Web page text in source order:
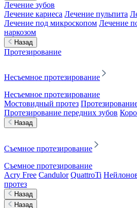
Лечение зубов
Лечение кариеса Лечение пульпита
Лечение под микроскопом Лечение
наркозом
Назад
Протезирование
Несъемное протезирование
Несъемное протезирование
Мостовидный протез
Протезирование передних зубов
Назад
Съемное протезирование
Съемное протезирование
Acry Free Candulor QuattroTi
протез
Назад
Назад